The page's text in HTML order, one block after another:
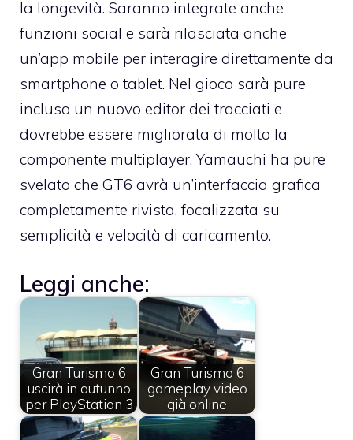
la longevità. Saranno integrate anche
funzioni social e sarà rilasciata anche
un’app mobile per interagire direttamente da
smartphone o tablet. Nel gioco sarà pure
incluso un nuovo editor dei tracciati e
dovrebbe essere migliorata di molto la
componente multiplayer. Yamauchi ha pure
svelato che GT6 avrà un’interfaccia grafica
completamente rivista, focalizzata su
semplicità e velocità di caricamento.
Leggi anche:
Gran Turismo 6
uscirà in autunno
per PlayStation 3
Gran Turismo 6
gameplay video
già online